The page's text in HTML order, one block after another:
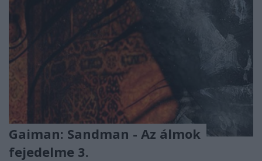
Gaiman: Sandman - Az álmok
fejedelme 3.